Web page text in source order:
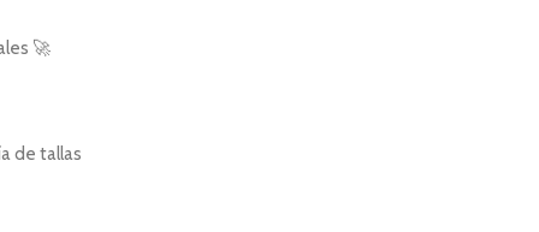
🚀
de tallas